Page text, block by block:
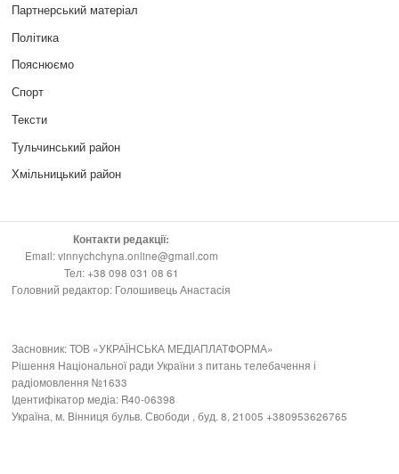
Партнерський матеріал
Політика
Пояснюємо
Спорт
Тексти
Тульчинський район
Хмільницький район
Контакти редакції:
Email: vinnychchyna.online@gmail.com
Тел: +38 098 031 08 61
Головний редактор: Голошивець Анастасія
Засновник: ТОВ «УКРАЇНСЬКА МЕДІАПЛАТФОРМА»
Рішення Національної ради України з питань телебачення і
радіомовлення №1633
Ідентифікатор медіа: R40-06398
Україна, м. Вінниця бульв. Свободи , буд. 8, 21005 +380953626765